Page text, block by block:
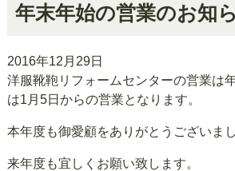
年末年始の営業のお知
2016年12月29日
洋服靴鞄リフォームセンターの営業は
は1月5日からの営業となります。
本年度も御愛顧をありがとうございまし
来年度も宜しくお願い致します。